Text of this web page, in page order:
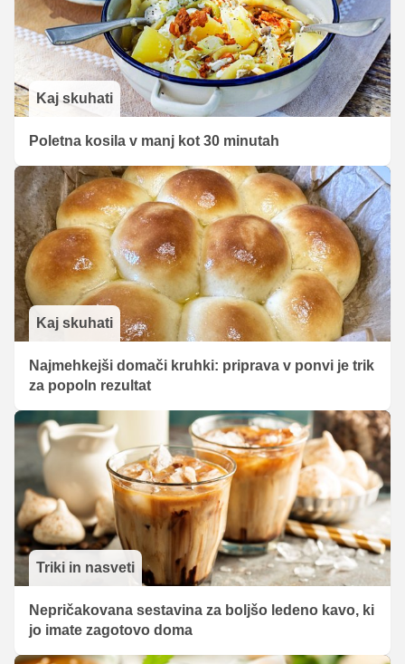
Kaj skuhati
Poletna kosila v manj kot 30 minutah
Kaj skuhati
Najmehkejši domači kruhki: priprava v ponvi je trik
za popoln rezultat
Triki in nasveti
Nepričakovana sestavina za boljšo ledeno kavo, ki
jo imate zagotovo doma